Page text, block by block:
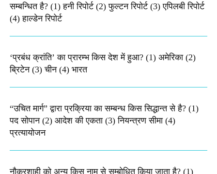
सम्बन्धित है? (1) हनी रिपोर्ट (2) फुल्टन रिपोर्ट (3) एपिलबी रिपोर्ट
(4) हाल्डेन रिपोर्ट
‘प्रबंध क्रांति’ का प्रारम्भ किस देश में हुआ? (1) अमेरिका (2)
ब्रिटेन (3) चीन (4) भारत
“उचित मार्ग” द्वारा प्रक्रिया का सम्बन्ध किस सिद्धान्त से है? (1)
पद सोपान (2) आदेश की एकता (3) नियन्त्रण सीमा (4)
प्रत्यायोजन
नौकरशाही को अन्य किस नाम से सम्बोधित किया जाता है? (1)